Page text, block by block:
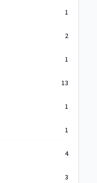
1
2
1
13
1
1
4
3